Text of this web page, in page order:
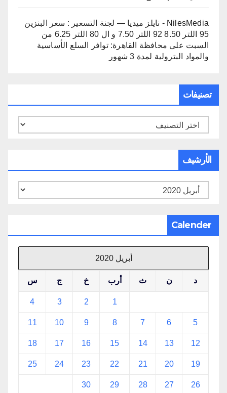
NilesMedia - نايلز ميديا — لجنة التسعير : سعر البنزين
95 اللتر 8.50 92 اللتر 7.50 و ال 80 اللتر 6.25 من
السبت على محافظة القاهرة: توافر السلع الأساسية
والمواد البترولية لمدة 3 شهور
تصنيفات
تصنيفات
الأرشيف
الأرشيف
Calender
أبريل 2020
د ن ث أرب خ ج س
1
2
3
4
5
6
7
8
9
10
11
12
13
14
15
16
17
18
19
20
21
22
23
24
25
26
27
28
29
30